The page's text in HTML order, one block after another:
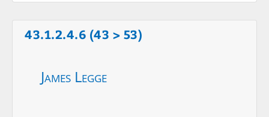
43.1.2.4.6 (43 > 53)
James Legge